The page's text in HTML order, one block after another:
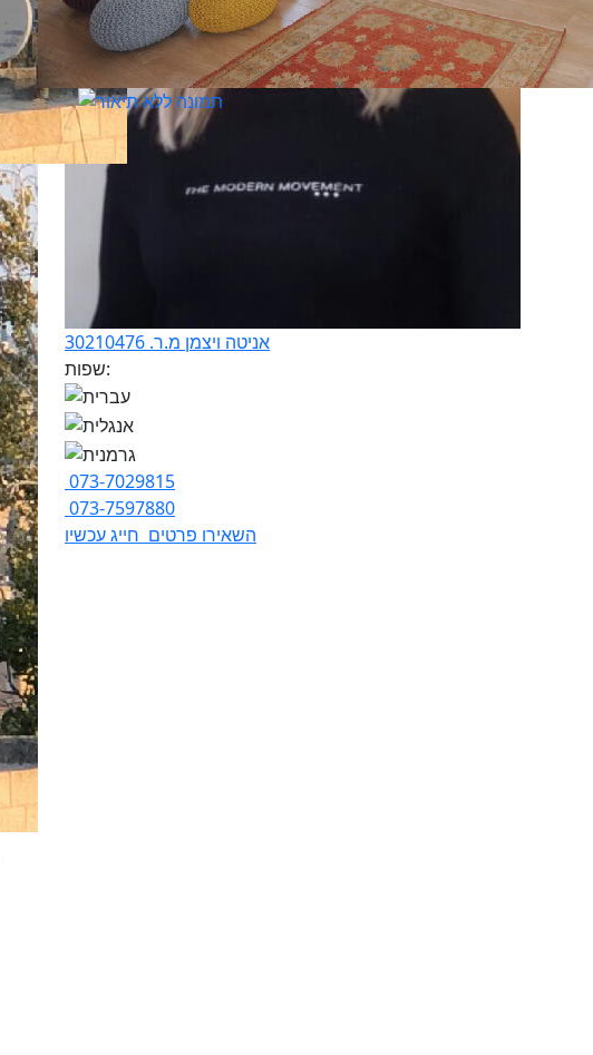
אניטה ויצמן מ.ר. 30210476
שפות:
073-7029815
073-7597880
השאירו פרטים חייג עכשיו